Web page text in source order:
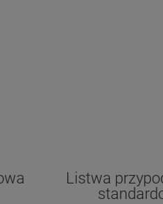
Listwa